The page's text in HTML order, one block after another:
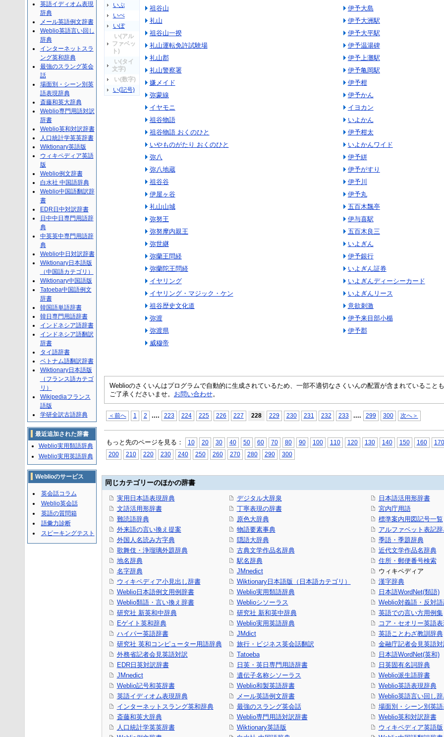
いぷ
いぺ
いぽ
い(アル
ファベッ
ト)
い(タイ
文字)
い(数字)
い(記号)
祖谷山
礼山
祖谷山一揆
礼山運転免許試験場
礼山郡
礼山警察署
嫌メイド
弥蒙線
イヤモニ
祖谷物語
祖谷物語 おくのひと
いやものがたり おくのひと
弥八
弥八地蔵
祖谷谷
伊屋ヶ谷
礼山山城
弥努王
弥努摩内親王
弥世継
弥蘭王問経
弥蘭陀王問経
イヤリング
イヤリング・マジック・ケン
祖谷歴史文化道
弥渡
弥渡県
威穆帝
伊予大島
伊予大洲駅
伊予大平駅
伊予温湯碑
伊予上灘駅
伊予亀岡駅
伊予柑
伊予かん
イヨカン
いよかん
伊予柑太
いよかんワイド
伊予絣
伊予がすり
伊予川
伊予丸
五百木飄亭
伊与喜駅
五百木良三
いよぎん
伊予銀行
いよぎん証券
いよぎんディーシーカード
いよぎんリース
意欲刺激
伊予来目部小楯
伊予郡
Weblioのさくいんはプログラムで自動的に生成されているため、一部不適切なさくいんの配置が含まれていること
ご了承くださいませ。 お問い合わせ。
＜前へ 1 2 .... 223 224 225 226 227 228 229 230 231 232 233 .... 299 300 次へ＞
もっと先のページを見る： 10 20 30 40 50 60 70 80 90 100 110 120 130 140 150 160
170
200
210 220 230 240 250 260 270 280 290 300
同じカテゴリーのほかの辞書
実用日本語表現辞典
文語活用形辞書
難読語辞典
外来語の言い換え提案
外国人名読み方字典
歌舞伎・浄瑠璃外題辞典
地名辞典
名字辞典
ウィキペディア小見出し辞書
Weblio日本語例文用例辞書
Weblio類語・言い換え辞書
研究社 新英和中辞典
Eゲイト英和辞典
ハイパー英語辞書
研究社 英和コンピューター用語辞典
外務省記者会見英語対訳
EDR日英対訳辞書
JMnedict
Weblio記号和英辞書
英語イディオム表現辞典
インターネットスラング英和辞典
斎藤和英大辞典
人口統計学英英辞書
デジタル大辞泉
丁寧表現の辞書
原色大辞典
物語要素事典
隠語大辞典
古典文学作品名辞典
駅名辞典
JMnedict
Wiktionary日本語版（日本語カテゴリ）
Weblio実用類語辞典
Weblioシソーラス
研究社 新和英中辞典
Weblio実用英語辞典
JMdict
旅行・ビジネス英会話翻訳
Tatoeba
日英・英日専門用語辞書
遺伝子名称シソーラス
Weblio和製英語辞書
メール英語例文辞書
最強のスラング英会話
Weblio専門用語対訳辞書
Wiktionary英語版
日本語活用形辞書
宮内庁用語
標準案内用図記号一覧
アルファベット表記
季語・季題辞典
近代文学作品名辞典
住所・郵便番号検索
ウィキペディア
漢字辞典
日本語WordNet(類語)
Weblio対義語・反対
英語での言い方用例集
コア・セオリー英語
英語ことわざ教訓辞典
金融庁記者会見英語対
日本語WordNet(英和)
日英固有名詞辞典
Weblio派生語辞書
Weblio英語表現辞典
Weblio英語言い回し
場面別・シーン別英
Weblio英和対訳辞書
ウィキペディア英語版
英語イディオム表現
辞典
メール英語例文辞書
Weblio英語言い回し
辞典
インターネットスラ
ング英和辞典
最強のスラング英会
話
場面別・シーン別英
語表現辞典
斎藤和英大辞典
Weblio専門用語対訳
辞書
Weblio英和対訳辞書
人口統計学英英辞書
Wiktionary英語版
ウィキペディア英語
版
Weblio例文辞書
白水社 中国語辞典
Weblio中国語翻訳辞
書
EDR日中対訳辞書
日中中日専門用語辞
典
中英英中専門用語辞
典
Weblio中日対訳辞書
Wiktionary日本語版
（中国語カテゴリ）
Wiktionary中国語版
Tatoeba中国語例文
辞書
韓国語単語辞書
韓日専門用語辞書
インドネシア語辞書
インドネシア語翻訳
辞書
タイ語辞書
ベトナム語翻訳辞書
Wiktionary日本語版
（フランス語カテゴ
リ）
Wikipediaフランス
語版
学研全訳古語辞典
最近追加された辞書
Weblio実用類語辞典
Weblio実用英語辞典
Weblioのサービス
英会話コラム
Weblio英会話
英語の質問箱
語彙力診断
スピーキングテスト